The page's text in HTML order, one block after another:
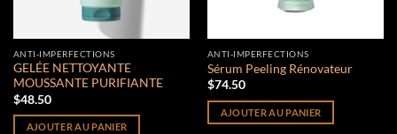
ANTI-IMPERFECTIONS
GELÉE NETTOYANTE
MOUSSANTE PURIFIANTE
$48.50
AJOUTER AU PANIER
ANTI-IMPERFECTIONS
Sérum Peeling Rénovateur
$74.50
AJOUTER AU PANIER